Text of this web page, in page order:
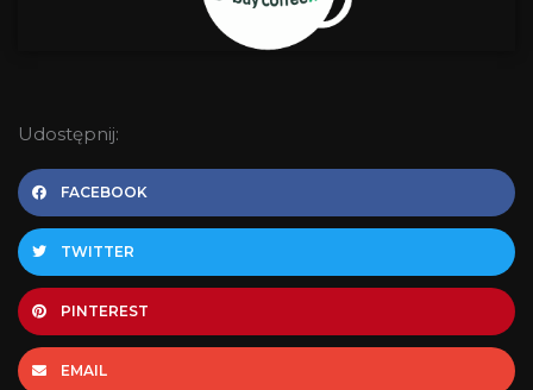
Udostępnij:
FACEBOOK
TWITTER
PINTEREST
EMAIL